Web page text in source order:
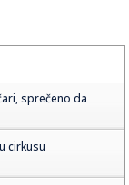
sprečeno da
cirkusu